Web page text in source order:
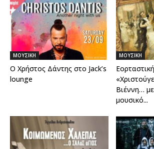
ΜΟΥΣΙΚΗ
Ο Χρήστος Δάντης στο Jack’s
lounge
ΜΟΥΣΙΚΗ
Βιέννη…
μουσικό...